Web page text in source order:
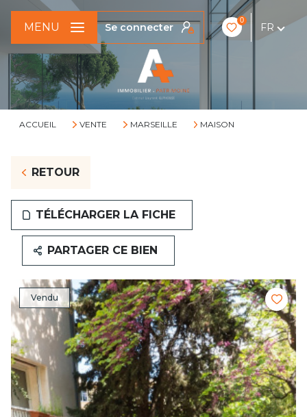
Se connecter
0
FR
MENU
ACCUEIL VENTE MARSEILLE MAISON
RETOUR
TÉLÉCHARGER LA FICHE
PARTAGER CE BIEN
Vendu